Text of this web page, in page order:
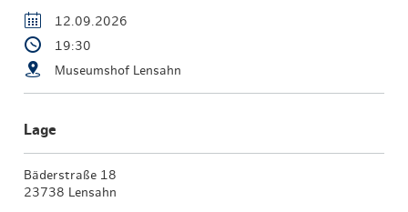
12.09.2026
19:30
Museumshof Lensahn
Lage
Bäderstraße 18
23738 Lensahn